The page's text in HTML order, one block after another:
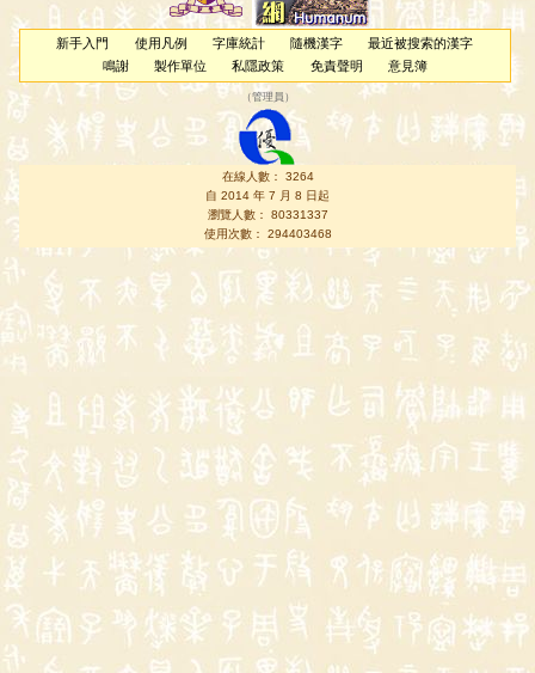
新手入門 使用凡例 字庫統計 隨機漢字
最近被搜索的漢字
鳴謝
製作單位 私隱政策 免責聲明 意見簿
（管理員 ）
在線人數： 3264
自 2014 年 7 月 8 日起
瀏覽人數： 80331337
使用次數： 294403468